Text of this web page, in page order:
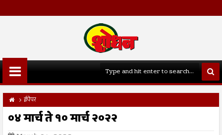
ईपेपर
०४ मार्च ते १० मार्च २०२२